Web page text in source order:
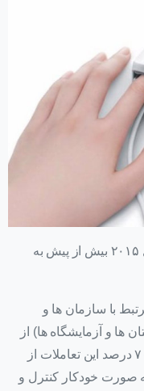
طبق پیش بینی IDC بیمارستان ها در سال ۲۰۱۵ بیش از پیش به
تعاملات مرتبط با سازمان ها و
ها و آزمایشگاه ها) از
طریق ابزارهای موبایل انجام می شود. و ۷۰ درصد این تعاملات از
صورت خودکار کنترل و